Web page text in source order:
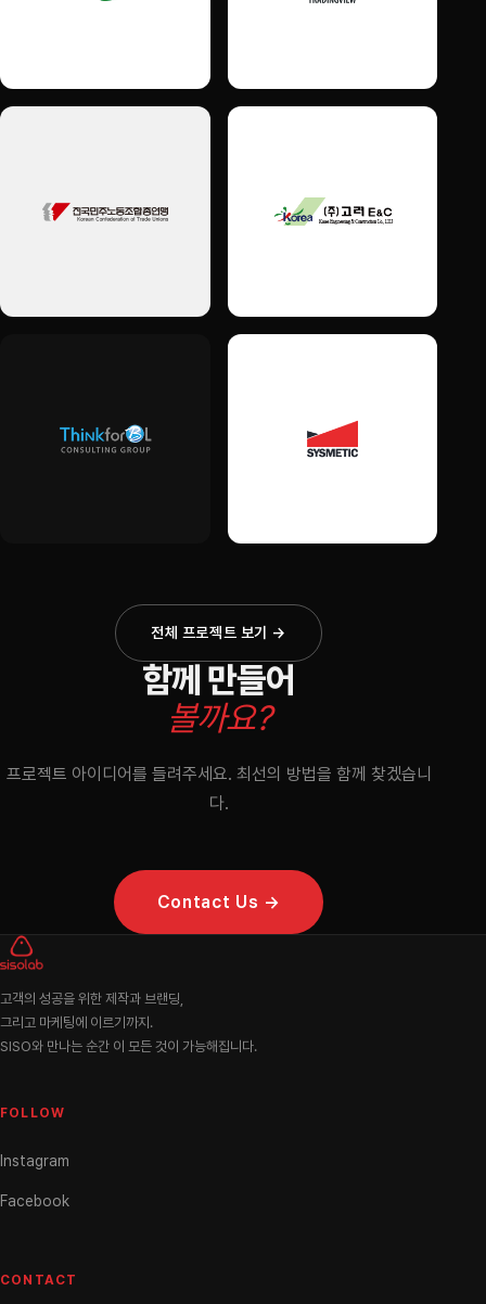
전체 프로젝트 보기 →
함께 만들어
볼까요?
프로젝트 아이디어를 들려주세요. 최선의 방법을 함께 찾겠습니
다.
Contact Us →
고객의 성공을 위한 제작과 브랜딩,
그리고 마케팅에 이르기까지.
SISO와 만나는 순간 이 모든 것이 가능해집니다.
FOLLOW
Instagram
Facebook
CONTACT